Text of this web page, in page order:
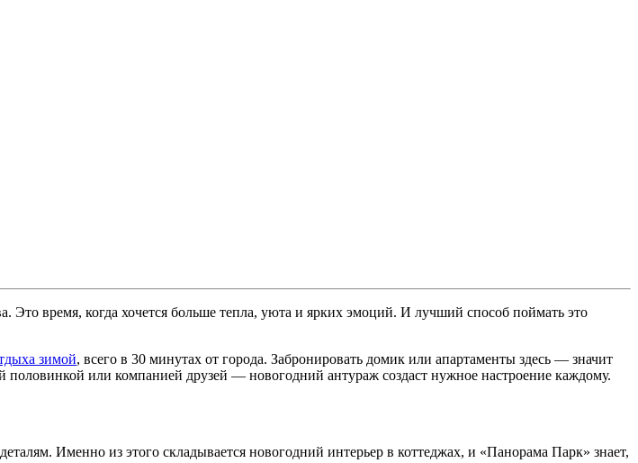
время, когда хочется больше тепла, уюта и ярких эмоций. И лучший способ поймать это
зимой, всего в 30 минутах от города. Забронировать домик или апартаменты здесь — значит
или компанией друзей — новогодний антураж создаст нужное настроение каждому.
Именно из этого складывается новогодний интерьер в коттеджах, и «Панорама Парк» знает,